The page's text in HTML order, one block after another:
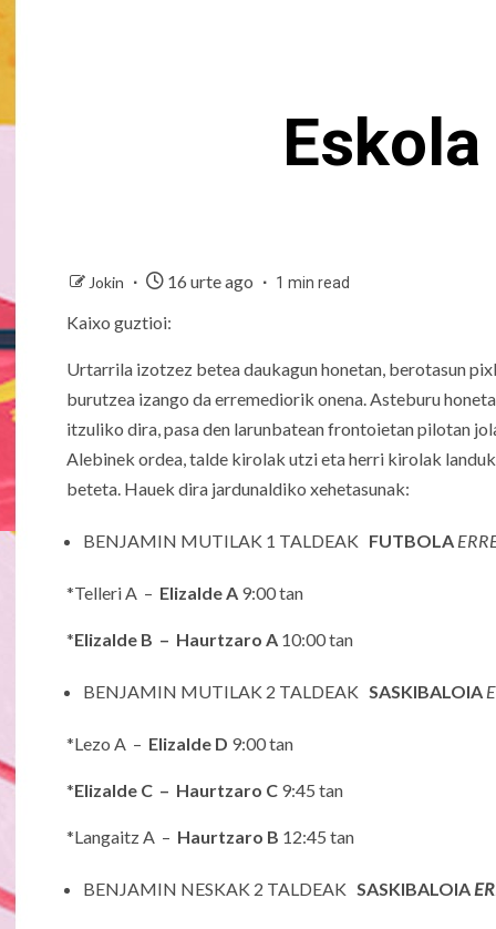
Jokin 16 urte ago 1 min read
Kaixo guztioi:
Urtarrila izotzez betea daukagun honetan, berotasun
burutzea izango da erremediorik onena. Asteburu
itzuliko dira, pasa den larunbatean frontoietan pilotan
Alebinek ordea, talde kirolak utzi eta herri kirolak
beteta. Hauek dira jardunaldiko xehetasunak:
BENJAMIN MUTILAK 1 TALDEAK FUTBOLA
*Telleri A – Elizalde A 9:00 tan
*Elizalde B – Haurtzaro A 10:00 tan
BENJAMIN MUTILAK 2 TALDEAK SASKIBALOIA
*Lezo A – Elizalde D 9:00 tan
*Elizalde C – Haurtzaro C 9:45 tan
*Langaitz A – Haurtzaro B 12:45 tan
BENJAMIN NESKAK 2 TALDEAK SASKIBALOIA